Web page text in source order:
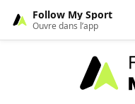
Follow My Sport
Ouvre dans l’app